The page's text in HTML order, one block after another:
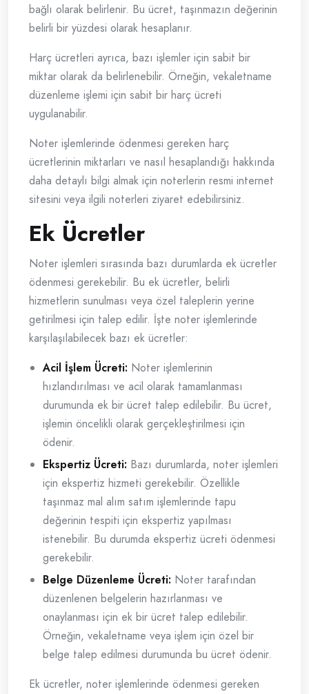
bağlı olarak belirlenir. Bu ücret, taşınmazın değerinin
belirli bir yüzdesi olarak hesaplanır.
Harç ücretleri ayrıca, bazı işlemler için sabit bir
miktar olarak da belirlenebilir. Örneğin, vekaletname
düzenleme işlemi için sabit bir harç ücreti
uygulanabilir.
Noter işlemlerinde ödenmesi gereken harç
ücretlerinin miktarları ve nasıl hesaplandığı hakkında
daha detaylı bilgi almak için noterlerin resmi internet
sitesini veya ilgili noterleri ziyaret edebilirsiniz.
Ek Ücretler
Noter işlemleri sırasında bazı durumlarda ek ücretler
ödenmesi gerekebilir. Bu ek ücretler, belirli
hizmetlerin sunulması veya özel taleplerin yerine
getirilmesi için talep edilir. İşte noter işlemlerinde
karşılaşılabilecek bazı ek ücretler:
Acil İşlem Ücreti: Noter işlemlerinin
hızlandırılması ve acil olarak tamamlanması
durumunda ek bir ücret talep edilebilir. Bu ücret,
işlemin öncelikli olarak gerçekleştirilmesi için
ödenir.
Ekspertiz Ücreti: Bazı durumlarda, noter işlemleri
için ekspertiz hizmeti gerekebilir. Özellikle
taşınmaz mal alım satım işlemlerinde tapu
değerinin tespiti için ekspertiz yapılması
istenebilir. Bu durumda ekspertiz ücreti ödenmesi
gerekebilir.
Belge Düzenleme Ücreti: Noter tarafından
düzenlenen belgelerin hazırlanması ve
onaylanması için ek bir ücret talep edilebilir.
Örneğin, vekaletname veya işlem için özel bir
belge talep edilmesi durumunda bu ücret ödenir.
Ek ücretler, noter işlemlerinde ödenmesi gereken